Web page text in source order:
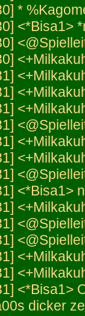
*
<*Bisa1>
<*Bisa1>
<*Bisa1>
dicker